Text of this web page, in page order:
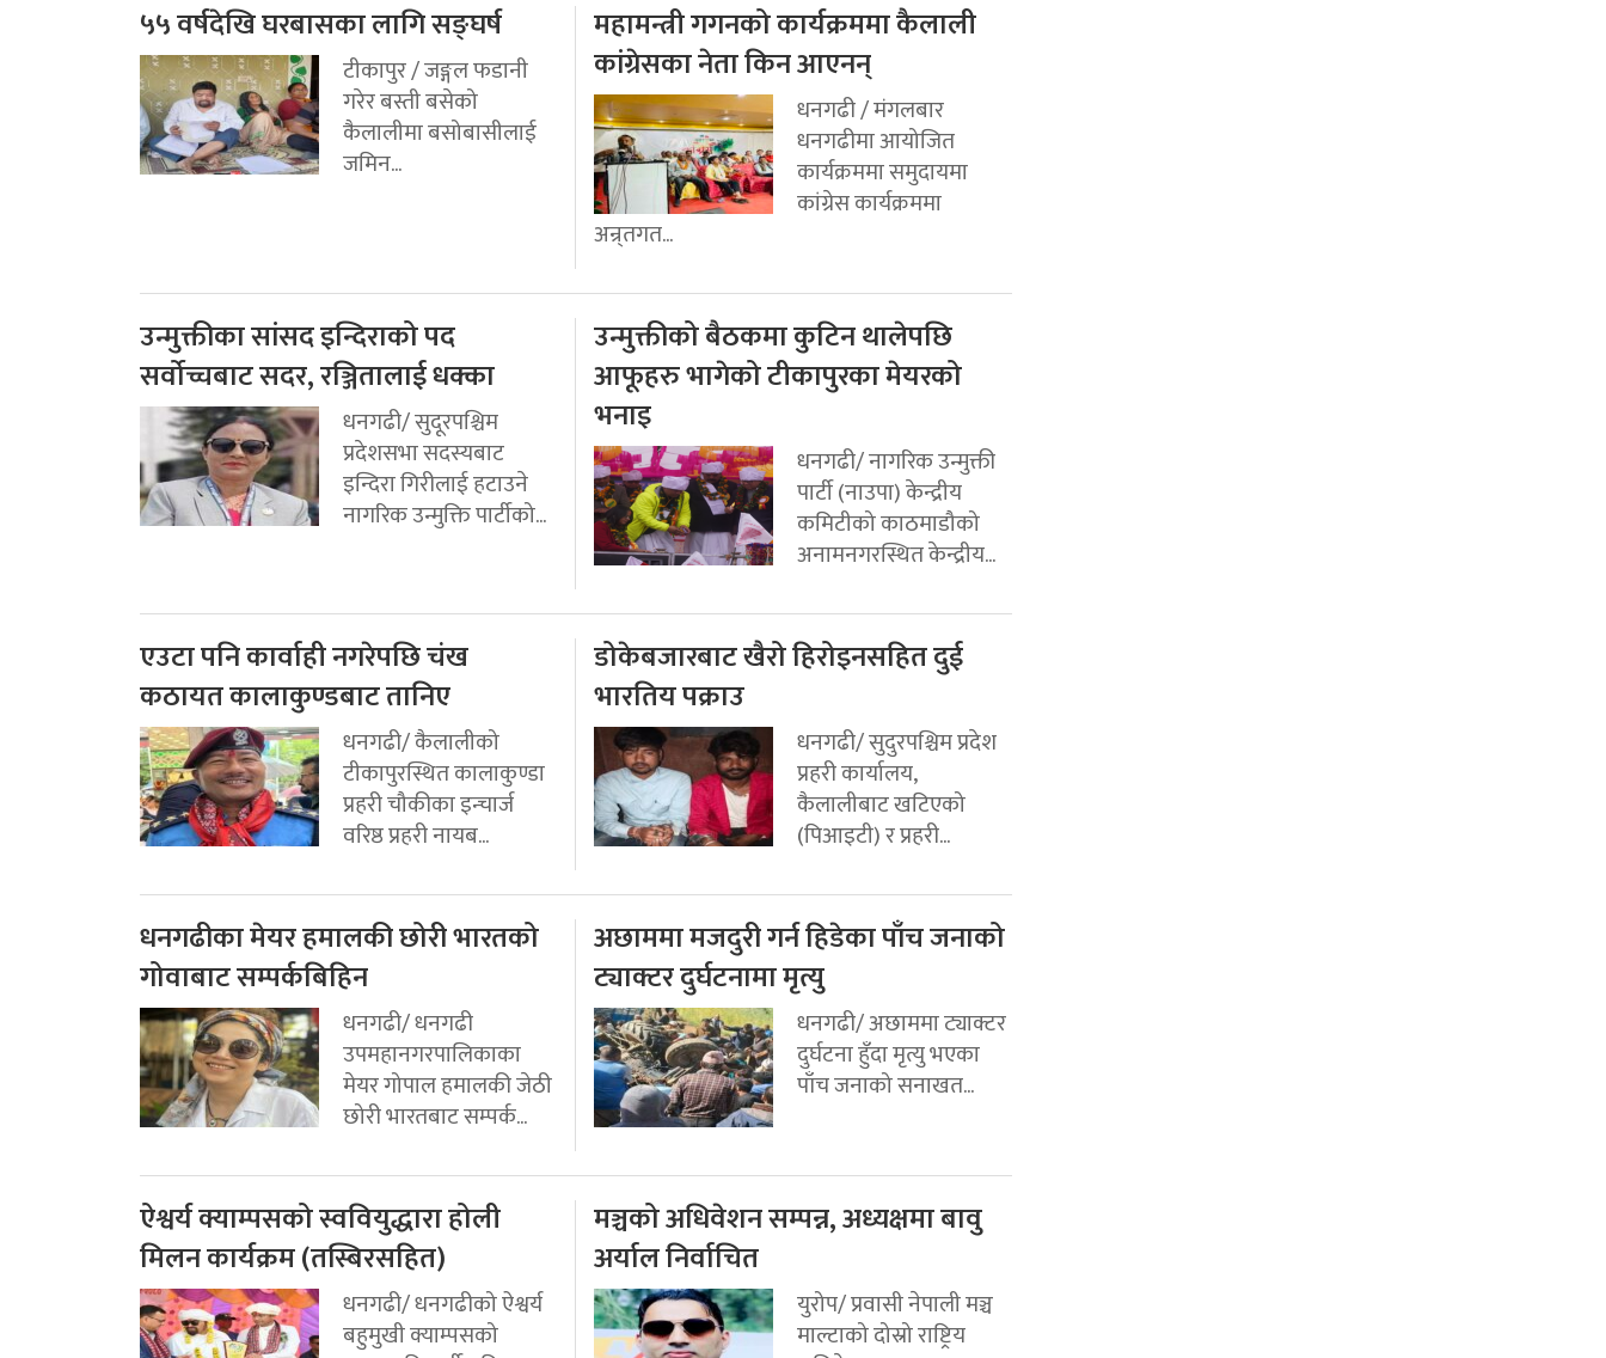
५५ वर्षदेखि घरबासका लागि सङ्घर्ष
टीकापुर / जङ्गल फडानी
गरेर बस्ती बसेको
कैलालीमा बसोबासीलाई
जमिन...
महामन्त्री गगनको कार्यक्रममा कैलाली
कांग्रेसका नेता किन आएनन्
धनगढी / मंगलबार
धनगढीमा आयोजित
कार्यक्रममा समुदायमा
कांग्रेस कार्यक्रममा
अन्र्तगत...
उन्मुक्तीका सांसद इन्दिराको पद
सर्वोच्चबाट सदर, रञ्जितालाई धक्का
धनगढी/ सुदूरपश्चिम
प्रदेशसभा सदस्यबाट
इन्दिरा गिरीलाई हटाउने
नागरिक उन्मुक्ति पार्टीको...
उन्मुक्तीको बैठकमा कुटिन थालेपछि
आफूहरु भागेको टीकापुरका मेयरको
भनाइ
धनगढी/ नागरिक उन्मुक्ती
पार्टी (नाउपा) केन्द्रीय
कमिटीको काठमाडौको
अनामनगरस्थित केन्द्रीय...
एउटा पनि कार्वाही नगरेपछि चंख
कठायत कालाकुण्डबाट तानिए
धनगढी/ कैलालीको
टीकापुरस्थित कालाकुण्डा
प्रहरी चौकीका इन्चार्ज
वरिष्ठ प्रहरी नायब...
डोकेबजारबाट खैरो हिरोइनसहित दुई
भारतिय पक्राउ
धनगढी/ सुदुरपश्चिम प्रदेश
प्रहरी कार्यालय,
कैलालीबाट खटिएको
(पिआइटी) र प्रहरी...
धनगढीका मेयर हमालकी छोरी भारतको
गोवाबाट सम्पर्कबिहिन
धनगढी/ धनगढी
उपमहानगरपालिकाका
मेयर गोपाल हमालकी जेठी
छोरी भारतबाट सम्पर्क...
अछाममा मजदुरी गर्न हिडेका पाँच जनाको
ट्याक्टर दुर्घटनामा मृत्यु
धनगढी/ अछाममा ट्याक्टर
दुर्घटना हुँदा मृत्यु भएका
पाँच जनाको सनाखत...
ऐश्वर्य क्याम्पसको स्ववियुद्धारा होली
मिलन कार्यक्रम (तस्बिरसहित)
धनगढी/ धनगढीको ऐश्वर्य
बहुमुखी क्याम्पसको
मञ्चको अधिवेशन सम्पन्न, अध्यक्षमा बावु
अर्याल निर्वाचित
युरोप/ प्रवासी नेपाली मञ्च
माल्टाको दोस्रो राष्ट्रिय